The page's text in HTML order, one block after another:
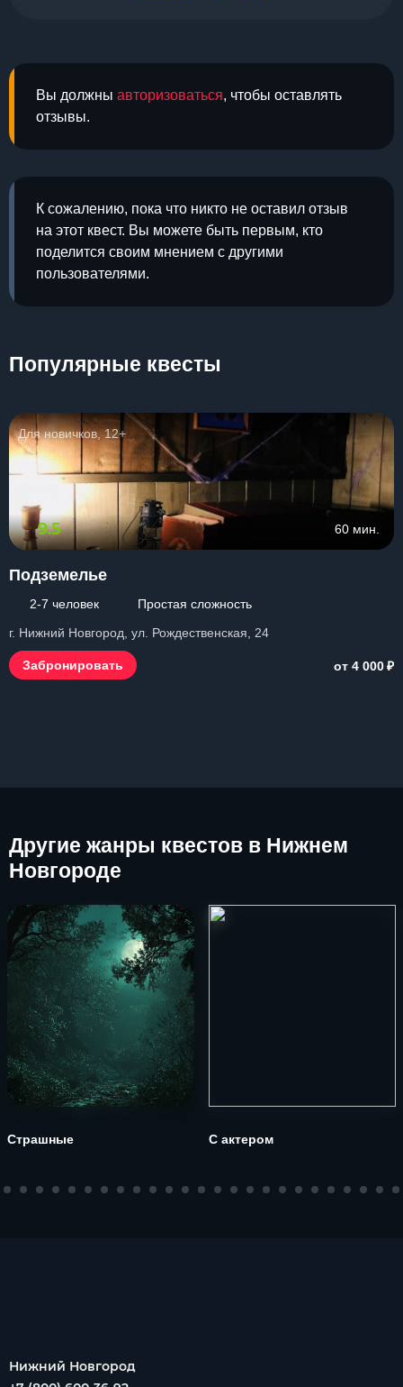
Вы должны авторизоваться, чтобы оставлять
отзывы.
К сожалению, пока что никто не оставил отзыв
на этот квест. Вы можете быть первым, кто
поделится своим мнением с другими
пользователями.
Популярные квесты
Для новичков, 12+
9.5 60 мин.
Подземелье
2-7 человек
Простая сложность
г. Нижний Новгород, ул. Рождественская, 24
Забронировать от 4 000₽
Другие жанры квестов в Нижнем
Новгороде
Страшные С актером
Нижний Новгород